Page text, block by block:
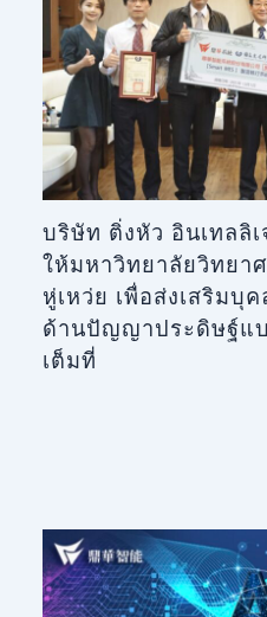
บริษัท ติ่งหัว อินเทลลิ
ให้มหาวิทยาลัยวิทยา
หู่เหว่ย เพื่อส่งเสริมบุ
ด้านปัญญาประดิษฐ์แ
เต็มที่